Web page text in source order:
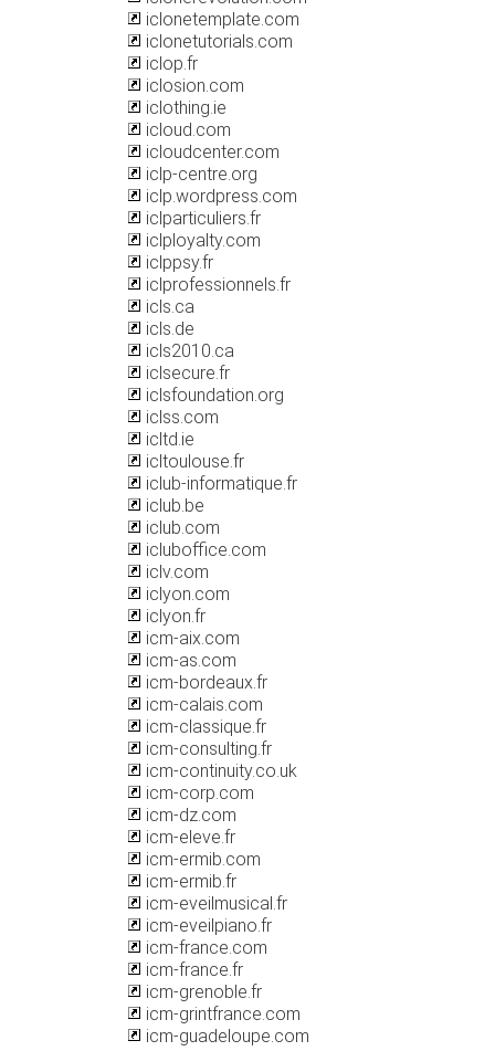
iclonetemplate.com
iclonetutorials.com
iclop.fr
iclosion.com
iclothing.ie
icloud.com
icloudcenter.com
iclp-centre.org
iclp.wordpress.com
iclparticuliers.fr
iclployalty.com
iclppsy.fr
iclprofessionnels.fr
icls.ca
icls.de
icls2010.ca
iclsecure.fr
iclsfoundation.org
iclss.com
icltd.ie
icltoulouse.fr
iclub-informatique.fr
iclub.be
iclub.com
icluboffice.com
iclv.com
iclyon.com
iclyon.fr
icm-aix.com
icm-as.com
icm-bordeaux.fr
icm-calais.com
icm-classique.fr
icm-consulting.fr
icm-continuity.co.uk
icm-corp.com
icm-dz.com
icm-eleve.fr
icm-ermib.com
icm-ermib.fr
icm-eveilmusical.fr
icm-eveilpiano.fr
icm-france.com
icm-france.fr
icm-grenoble.fr
icm-grintfrance.com
icm-guadeloupe.com